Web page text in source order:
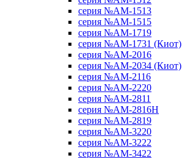
серия №AM-1513
серия №AM-1515
серия №AM-1719
серия №AM-1731 (Киот)
серия №AM-2016
серия №AM-2034 (Киот)
серия №AM-2116
серия №AM-2220
серия №AM-2811
серия №AM-2816H
серия №AM-2819
серия №AM-3220
серия №AM-3222
серия №AM-3422